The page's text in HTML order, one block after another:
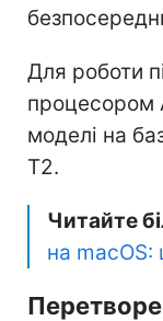
Для роботи
процесором
моделі на
T2.
Читайте
на macOS: